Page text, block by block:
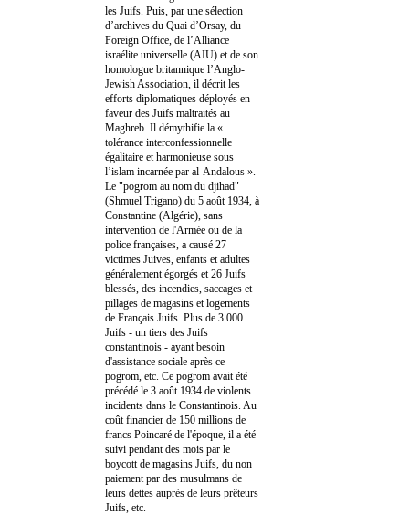
les Juifs. Puis, par une sélection
d’archives du Quai d’Orsay, du
Foreign Office, de l’Alliance
israélite universelle (AIU) et de son
homologue britannique l’Anglo-
Jewish Association, il décrit les
efforts diplomatiques déployés en
faveur des Juifs maltraités au
Maghreb. Il démythifie la «
tolérance interconfessionnelle
égalitaire et harmonieuse sous
l’islam incarnée par al-Andalous ».
Le "pogrom au nom du djihad"
(Shmuel Trigano) du 5 août 1934, à
Constantine (Algérie), sans
intervention de l'Armée ou de la
police françaises, a causé 27
victimes Juives, enfants et adultes
généralement égorgés et 26 Juifs
blessés, des incendies, saccages et
pillages de magasins et logements
de Français Juifs. Plus de 3 000
Juifs - un tiers des Juifs
constantinois - ayant besoin
d'assistance sociale après ce
pogrom, etc. Ce pogrom avait été
précédé le 3 août 1934 de violents
incidents dans le Constantinois. Au
coût financier de 150 millions de
francs Poincaré de l'époque, il a été
suivi pendant des mois par le
boycott de magasins Juifs, du non
paiement par des musulmans de
leurs dettes auprès de leurs prêteurs
Juifs, etc.